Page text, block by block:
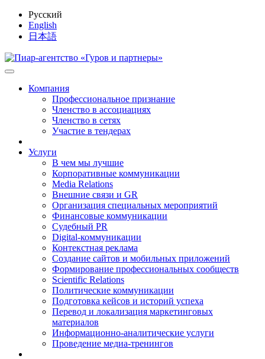
Русский
English
日本語
Компания
Профессиональное признание
Членство в ассоциациях
Членство в сетях
Участие в тендерах
Услуги
В чем мы лучшие
Корпоративные коммуникации
Media Relations
Внешние связи и GR
Организация специальных мероприятий
Финансовые коммуникации
Судебный PR
Digital-коммуникации
Контекстная реклама
Создание сайтов и мобильных приложений
Формирование профессиональных сообществ
Scientific Relations
Политические коммуникации
Подготовка кейсов и историй успеха
Перевод и локализация маркетинговых
материалов
Информационно-аналитические услуги
Проведение медиа-тренингов